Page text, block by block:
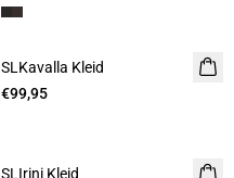
SLKavalla Kleid
€99,95
SLIrini Kleid